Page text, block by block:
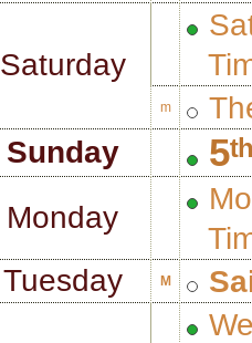
Saturday
m
Sunday
Monday
Tuesday M